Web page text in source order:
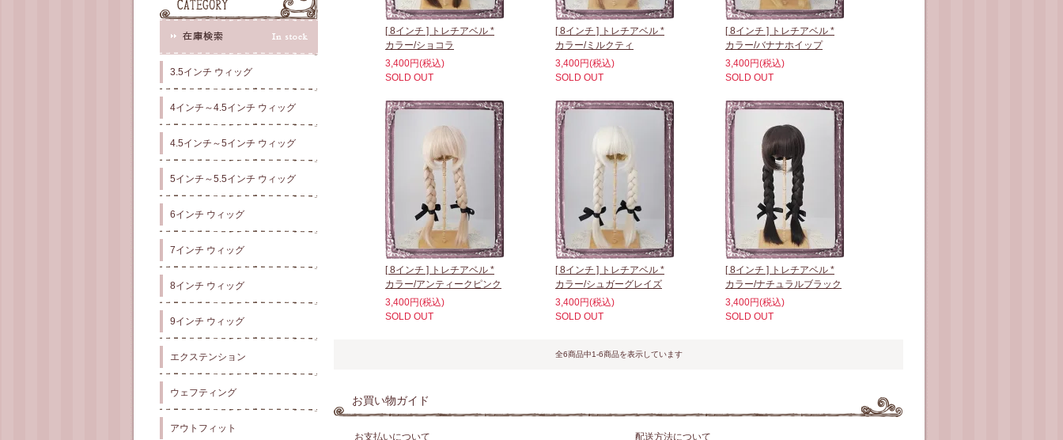
3.5インチ ウィッグ
4インチ～4.5インチ ウィッグ
4.5インチ～5インチ ウィッグ
5インチ～5.5インチ ウィッグ
6インチ ウィッグ
7インチ ウィッグ
8インチ ウィッグ
9インチ ウィッグ
エクステンション
ウェフティング
アウトフィット
[ 8インチ ] トレチアベル *
カラー/ショコラ
3,400円(税込)
SOLD OUT
[ 8インチ ] トレチアベル *
カラー/ミルクティ
3,400円(税込)
SOLD OUT
[ 8インチ ] トレチアベル *
カラー/バナナホイップ
3,400円(税込)
SOLD OUT
[ 8インチ ] トレチアベル *
カラー/アンティークピンク
3,400円(税込)
SOLD OUT
[ 8インチ ] トレチアベル *
カラー/シュガーグレイズ
3,400円(税込)
SOLD OUT
[ 8インチ ] トレチアベル *
カラー/ナチュラルブラック
3,400円(税込)
SOLD OUT
全6商品中1-6商品を表示しています
お買い物ガイド
お支払いについて 配送方法について